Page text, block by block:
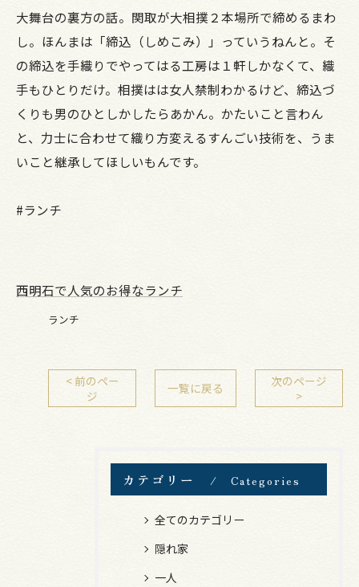
大舞台の裏方の話。関取が大相撲２本場所で締めるまわ
し。ほんまは「締込（しめこみ）」っていうねんと。そ
の締込を手織りでやってはる工房は１軒しかなくて、織
手もひとりだけ。相撲はは女人禁制わかるけど、締込づ
くりも男のひとしかしたらあかん。かたいこと言わん
と、力士に合わせて織り方変えるすんごい技術を、うま
いこと継承してほしいもんです。
#ランチ
西明石で人気のお得なランチ
ランチ
< 前のペー
ジ
一覧に戻る
次のページ
>
カテゴリー Categories
全てのカテゴリー
隠れ家
一人